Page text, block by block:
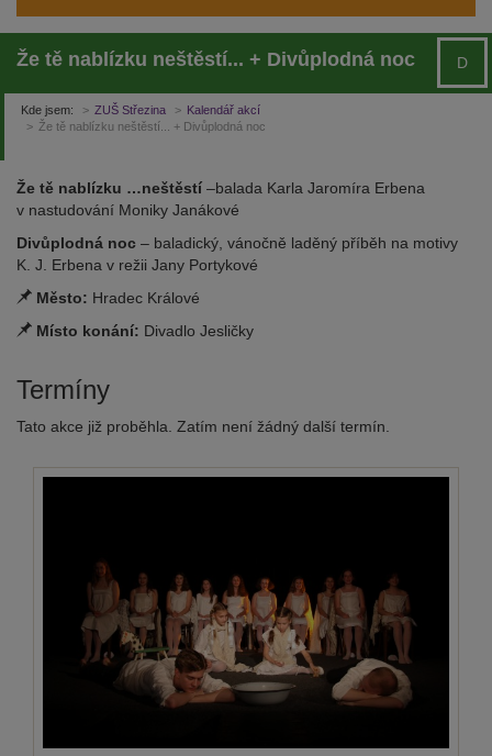
Že tě nablízku neštěstí... + Divůplodná noc D
Kde jsem: ZUŠ Střezina
Kalendář akcí
Že tě nablízku neštěstí... + Divůplodná noc
Že tě nablízku …neštěstí –balada Karla Jaromíra Erbena
v nastudování Moniky Janákové
Divůplodná noc – baladický, vánočně laděný příběh na motivy
K. J. Erbena v režii Jany Portykové
Město: Hradec Králové
Místo konání: Divadlo Jesličky
Termíny
Tato akce již proběhla. Zatím není žádný další termín.